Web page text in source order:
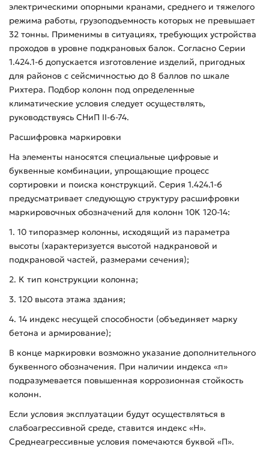
электрическими опорными кранами, среднего и тяжелого
режима работы, грузоподъемность которых не превышает
32 тонны. Применимы в ситуациях, требующих устройства
проходов в уровне подкрановых балок. Согласно Серии
1.424.1-6 допускается изготовление изделий, пригодных
для районов с сейсмичностью до 8 баллов по шкале
Рихтера. Подбор колонн под определенные
климатические условия следует осуществлять,
руководствуясь СНиП II-6-74.
Расшифровка маркировки
На элементы наносятся специальные цифровые и
буквенные комбинации, упрощающие процесс
сортировки и поиска конструкций. Серия 1.424.1-6
предусматривает следующую структуру расшифровки
маркировочных обозначений для колонн 10К 120-14:
1. 10 типоразмер колонны, исходящий из параметра
высоты (характеризуется высотой надкрановой и
подкрановой частей, размерами сечения);
2. К тип конструкции колонна;
3. 120 высота этажа здания;
4. 14 индекс несущей способности (объединяет марку
бетона и армирование);
В конце маркировки возможно указание дополнительного
буквенного обозначения. При наличии индекса «п»
подразумевается повышенная коррозионная стойкость
колонн.
Если условия эксплуатации будут осуществляться в
слабоагрессивной среде, ставится индекс «Н».
Среднеагрессивные условия помечаются буквой «П».